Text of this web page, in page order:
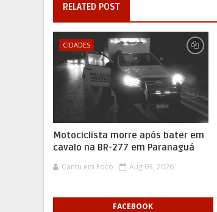
RELATED POST
CIDADES
Motociclista morre após bater em
cavalo na BR-277 em Paranaguá
Cantu em Foco Aug 03, 2026
FACEBOOK